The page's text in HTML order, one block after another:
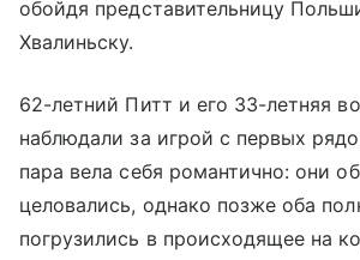
обойдя представительницу
Хвалиньску.
62-летний Питт и его 33-летняя
наблюдали за игрой с первых
пара вела себя романтично: они
целовались, однако позже оба
погрузились в происходящее на